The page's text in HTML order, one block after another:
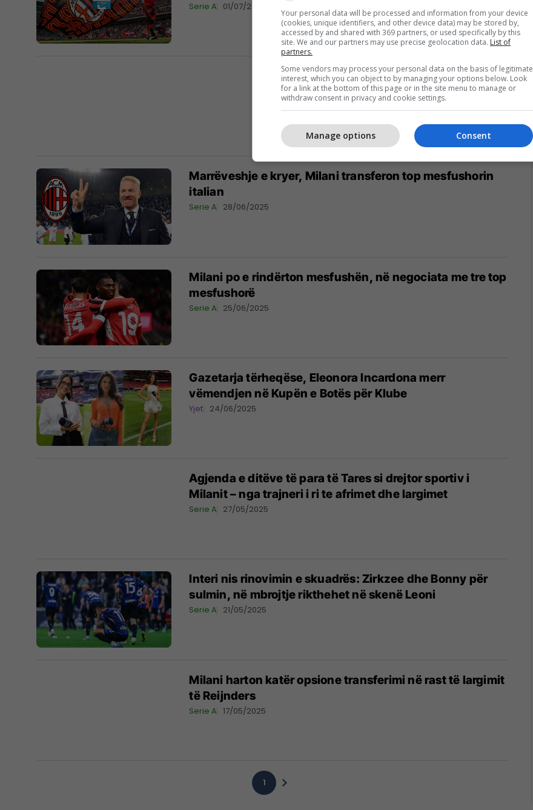
Serie A 01/07/2025
Marrëveshje e kryer, Milani transferon top mesfushorin
italian
Serie A 28/06/2025
Milani po e rindërton mesfushën, në negociata me tre top
mesfushorë
Serie A 25/06/2025
Gazetarja tërheqëse, Eleonora Incardona merr
vëmendjen në Kupën e Botës për Klube
Yjet 24/06/2025
Agjenda e ditëve të para të Tares si drejtor sportiv i
Milanit – nga trajneri i ri te afrimet dhe largimet
Serie A 27/05/2025
Interi nis rinovimin e skuadrës: Zirkzee dhe Bonny për
sulmin, në mbrojtje rikthehet në skenë Leoni
Serie A 21/05/2025
Milani harton katër opsione transferimi në rast të largimit
të Reijnders
Serie A 17/05/2025
1
Your personal data will be processed and information from your device
(cookies, unique identifiers, and other device data) may be stored by,
accessed by and shared with 369 partners, or used specifically by this
site. We and our partners may use precise geolocation data. List of
partners.
Some vendors may process your personal data on the basis of legitimate
interest, which you can object to by managing your options below. Look
for a link at the bottom of this page or in the site menu to manage or
withdraw consent in privacy and cookie settings.
Consent
Manage options